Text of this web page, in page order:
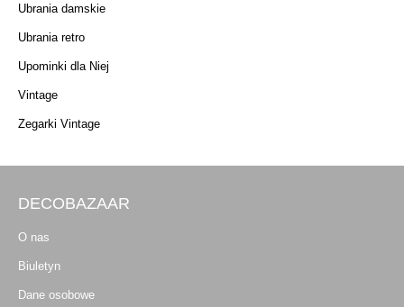
Ubrania damskie
Ubrania retro
Upominki dla Niej
Vintage
Zegarki Vintage
DECOBAZAAR
O nas
Biuletyn
Dane osobowe